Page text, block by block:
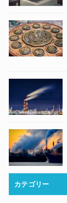
カテゴリー